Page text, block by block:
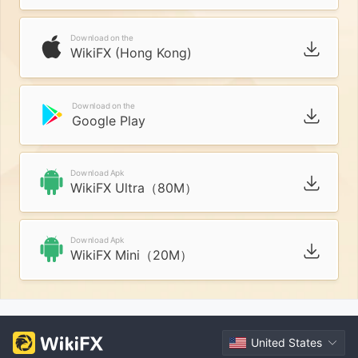
Download on the
WikiFX (Hong Kong)
Download on the
Google Play
Download Apk
WikiFX Ultra（80M）
Download Apk
WikiFX Mini（20M）
United States